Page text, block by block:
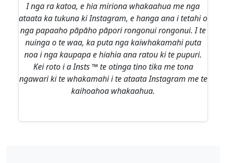
I nga ra katoa, e hia miriona whakaahua me nga
ataata ka tukuna ki Instagram, e hanga ana i tetahi o
nga papaaho pāpāho pāpori rongonui rongonui. I te
nuinga o te waa, ka puta nga kaiwhakamahi puta
noa i nga kaupapa e hiahia ana ratou ki te pupuri.
Kei roto i a Insts ™ te otinga tino tika me tona
ngawari ki te whakamahi i te ataata Instagram me te
kaihoahoa whakaahua.